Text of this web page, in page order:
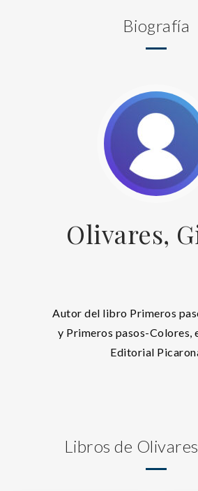
Biografía
Olivares,
Autor del libro Primeros
y Primeros pasos-Colores,
Editorial
Libros de